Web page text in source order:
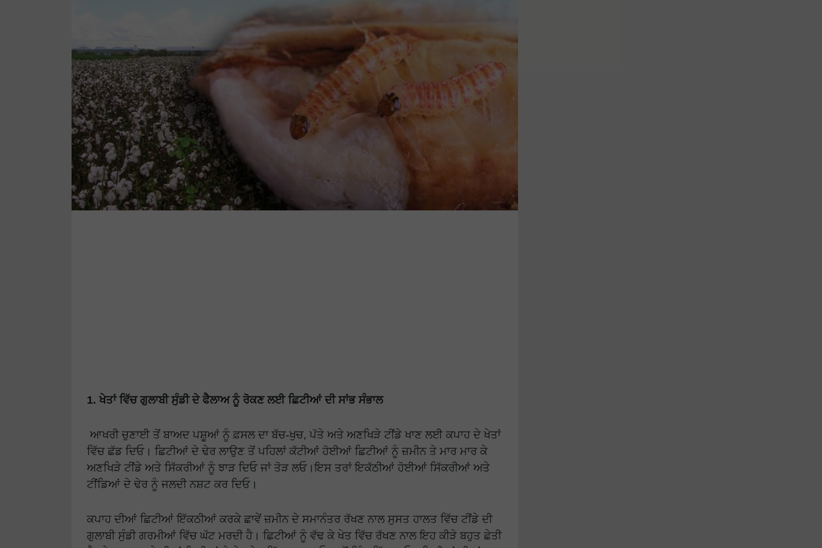
1. ਖੇਤਾਂ ਵਿੱਚ ਗੁਲਾਬੀ ਸੁੰਡੀ ਦੇ ਫੈਲਾਅ ਨੂੰ ਰੋਕਣ ਲਈ ਛਿਟੀਆਂ ਦੀ ਸਾਂਭ ਸੰਭਾਲ
ਆਖਰੀ ਚੁਣਾਈ ਤੋਂ ਬਾਅਦ ਪਸ਼ੂਆਂ ਨੂੰ ਫ਼ਸਲ ਦਾ ਬੱਚ-ਖੁਚ, ਪੱਤੇ ਅਤੇ ਅਣਖਿੜੇ ਟੀਂਡੇ ਖਾਣ ਲਈ ਕਪਾਹ ਦੇ ਖੇਤਾਂ
ਵਿੱਚ ਛੱਡ ਦਿਓ। ਛਿਟੀਆਂ ਦੇ ਢੇਰ ਲਾਉਣ ਤੋਂ ਪਹਿਲਾਂ ਕੱਟੀਆਂ ਹੋਈਆਂ ਛਿਟੀਆਂ ਨੂੰ ਜ਼ਮੀਨ ਤੇ ਮਾਰ ਮਾਰ ਕੇ
ਅਣਖਿੜੇ ਟੀਂਡੇ ਅਤੇ ਸਿੱਕਰੀਆਂ ਨੂੰ ਝਾੜ ਦਿਓ ਜਾਂ ਤੋੜ ਲਓ।ਇਸ ਤਰਾਂ ਇਕੱਠੀਆਂ ਹੋਈਆਂ ਸਿੱਕਰੀਆਂ ਅਤੇ
ਟੀਂਡਿਆਂ ਦੇ ਢੇਰ ਨੂੰ ਜਲਦੀ ਨਸ਼ਟ ਕਰ ਦਿਓ।
ਕਪਾਹ ਦੀਆਂ ਛਿਟੀਆਂ ਇੱਕਠੀਆਂ ਕਰਕੇ ਛਾਵੇਂ ਜ਼ਮੀਨ ਦੇ ਸਮਾਨੰਤਰ ਰੱਖਣ ਨਾਲ ਸੁਸਤ ਹਾਲਤ ਵਿੱਚ ਟੀਂਡੇ ਦੀ
ਗੁਲਾਬੀ ਸੁੰਡੀ ਗਰਮੀਆਂ ਵਿੱਚ ਘੱਟ ਮਰਦੀ ਹੈ। ਛਿਟੀਆਂ ਨੂੰ ਵੱਢ ਕੇ ਖੇਤ ਵਿੱਚ ਰੱਖਣ ਨਾਲ ਇਹ ਕੀੜੇ ਬਹੁਤ ਛੇਤੀ